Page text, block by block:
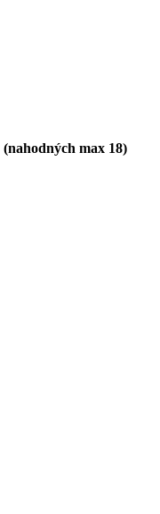
(nahodných max 18)